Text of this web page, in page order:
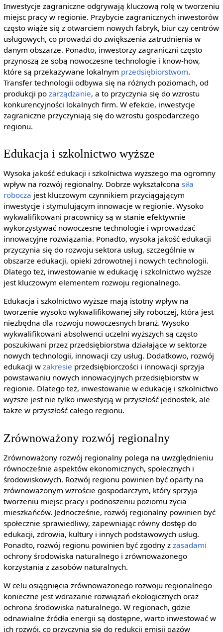
Inwestycje zagraniczne odgrywają kluczową rolę w tworzeniu
miejsc pracy w regionie. Przybycie zagranicznych inwestorów
często wiąże się z otwarciem nowych fabryk, biur czy centrów
usługowych, co prowadzi do zwiększenia zatrudnienia w
danym obszarze. Ponadto, inwestorzy zagraniczni często
przynoszą ze sobą nowoczesne technologie i know-how,
które są przekazywane lokalnym przedsiębiorstwom.
Transfer technologii odbywa się na różnych poziomach, od
produkcji po zarządzanie, a to przyczynia się do wzrostu
konkurencyjności lokalnych firm. W efekcie, inwestycje
zagraniczne przyczyniają się do wzrostu gospodarczego
regionu.
Edukacja i szkolnictwo wyższe
Wysoka jakość edukacji i szkolnictwa wyższego ma ogromny
wpływ na rozwój regionalny. Dobrze wykształcona siła
robocza jest kluczowym czynnikiem przyciągającym
inwestycje i stymulującym innowacje w regionie. Wysoko
wykwalifikowani pracownicy są w stanie efektywnie
wykorzystywać nowoczesne technologie i wprowadzać
innowacyjne rozwiązania. Ponadto, wysoka jakość edukacji
przyczynia się do rozwoju sektora usług, szczególnie w
obszarze edukacji, opieki zdrowotnej i nowych technologii.
Dlatego też, inwestowanie w edukację i szkolnictwo wyższe
jest kluczowym elementem rozwoju regionalnego.
Edukacja i szkolnictwo wyższe mają istotny wpływ na
tworzenie wysoko wykwalifikowanej siły roboczej, która jest
niezbędna dla rozwoju nowoczesnych branż. Wysoko
wykwalifikowani absolwenci uczelni wyższych są często
poszukiwani przez przedsiębiorstwa działające w sektorze
nowych technologii, innowacji czy usług. Dodatkowo, rozwój
edukacji w zakresie przedsiębiorczości i innowacji sprzyja
powstawaniu nowych innowacyjnych przedsiębiorstw w
regionie. Dlatego też, inwestowanie w edukację i szkolnictwo
wyższe jest nie tylko inwestycją w przyszłość jednostek, ale
także w przyszłość całego regionu.
Zrównoważony rozwój regionalny
Zrównoważony rozwój regionalny polega na uwzględnieniu
równocześnie aspektów ekonomicznych, społecznych i
środowiskowych. Rozwój regionu powinien być oparty na
zrównoważonym wzroście gospodarczym, który sprzyja
tworzeniu miejsc pracy i podnoszeniu poziomu życia
mieszkańców. Jednocześnie, rozwój regionalny powinien być
społecznie sprawiedliwy, zapewniając równy dostęp do
edukacji, zdrowia, kultury i innych podstawowych usług.
Ponadto, rozwój regionu powinien być zgodny z zasadami
ochrony środowiska naturalnego i zrównoważonego
korzystania z zasobów naturalnych.
W celu osiągnięcia zrównoważonego rozwoju regionalnego
konieczne jest wdrażanie rozwiązań ekologicznych oraz
ochrona środowiska naturalnego. W regionach, gdzie
odnawialne źródła energii są dostępne, warto inwestować w
ich rozwój, co przyczynia się do redukcji emisji gazów